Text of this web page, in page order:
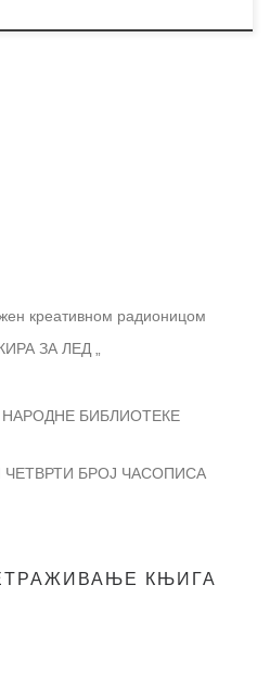
креативном радионицом
ЗА ЛЕД „
БИБЛИОТЕКЕ
БРОЈ ЧАСОПИСА
КЊИГА